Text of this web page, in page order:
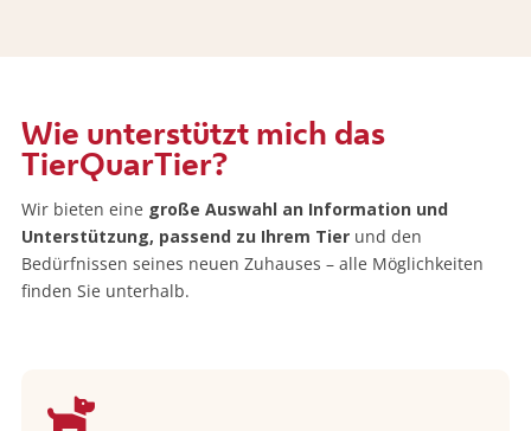
Wie unterstützt mich das
TierQuarTier?
Wir bieten eine große Auswahl an Information und
Unterstützung, passend zu Ihrem Tierund den
Bedürfnissen seines neuen Zuhauses – alle Möglichkeiten
finden Sie unterhalb.
